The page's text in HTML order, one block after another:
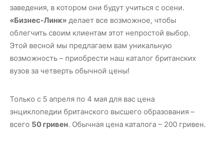
заведения, в котором они будут учиться с осени.
«Бизнес-Линк» делает все возможное, чтобы
облегчить своим клиентам этот непростой выбор.
Этой весной мы предлагаем вам уникальную
возможность – приобрести наш каталог британских
вузов за четверть обычной цены!
Только с 5 апреля по 4 мая для вас цена
энциклопедии британского высшего образования –
всего 50 гривен. Обычная цена каталога – 200 гривен.